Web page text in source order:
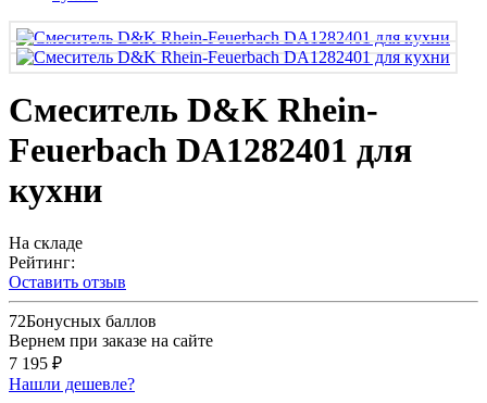
Смеситель D&K Rhein-
Feuerbach DA1282401 для
кухни
На складе
Рейтинг:
Оставить отзыв
72Бонусных баллов
Вернем при заказе на сайте
7 195 ₽
Нашли дешевле?